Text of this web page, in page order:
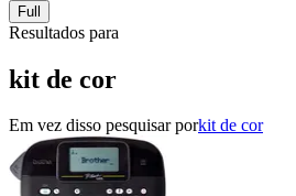
Full
Resultados para
kit de cor
Em vez disso pesquisar porkit de cor